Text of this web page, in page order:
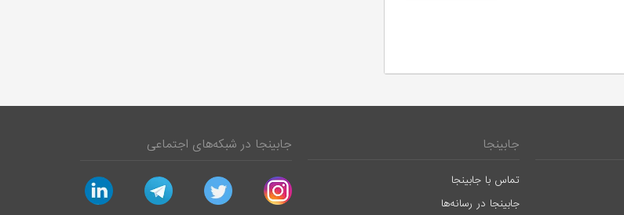
جابینجا
تماس با جابینجا
جابینجا در رسانه‌ها
جابینجا در شبکه‌های اجتماعی
instagram
twitter
telegram
linkedin